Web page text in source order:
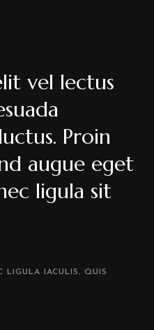
vel lectus
Proin
augue eget
ligula sit
LIGULA IACULIS, QUIS